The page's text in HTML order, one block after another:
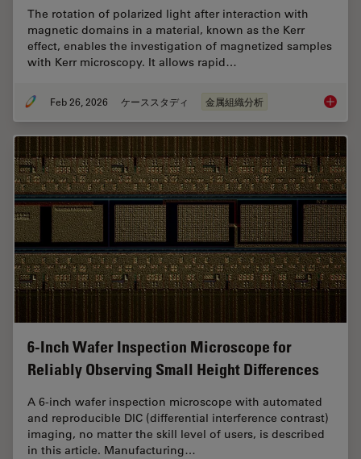
The rotation of polarized light after interaction with
magnetic domains in a material, known as the Kerr
effect, enables the investigation of magnetized samples
with Kerr microscopy. It allows rapid…
Feb 26, 2026 ケーススタディ 金属組織分析
6-Inch Wafer Inspection Microscope for
Reliably Observing Small Height Differences
A 6-inch wafer inspection microscope with automated
and reproducible DIC (differential interference contrast)
imaging, no matter the skill level of users, is described
in this article. Manufacturing…